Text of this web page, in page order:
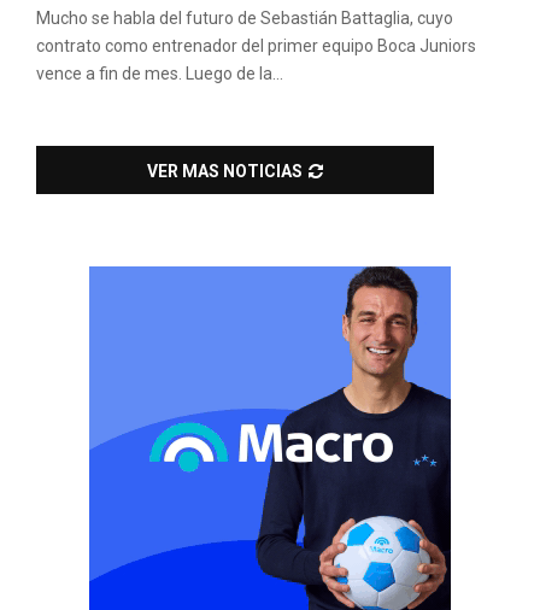
Mucho se habla del futuro de Sebastián Battaglia, cuyo
contrato como entrenador del primer equipo Boca Juniors
vence a fin de mes. Luego de la...
VER MAS NOTICIAS